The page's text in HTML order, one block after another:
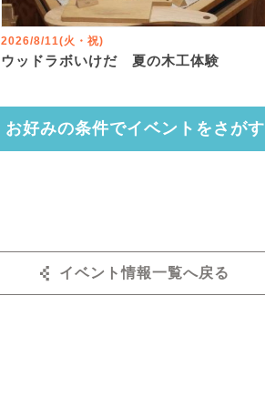
2026/8/11(火・祝)
ウッドラボいけだ 夏の木工体験
お好みの条件でイベントをさがす
イベント情報一覧へ戻る